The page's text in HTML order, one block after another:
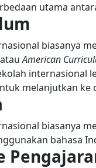
utama
biasanya
American
internasional
melanjutkan ke
biasanya
bahasa